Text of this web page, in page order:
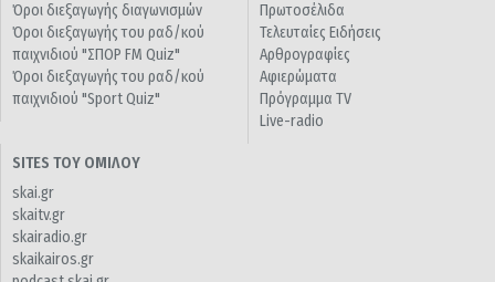
Όροι διεξαγωγής διαγωνισμών
Όροι διεξαγωγής του ραδ/κού
παιχνιδιού "ΣΠΟΡ FM Quiz"
Όροι διεξαγωγής του ραδ/κού
παιχνιδιού "Sport Quiz"
Πρωτοσέλιδα
Τελευταίες Ειδήσεις
Αρθρογραφίες
Αφιερώματα
Πρόγραμμα TV
Live-radio
SITES ΤΟΥ ΟΜΙΛΟΥ
skai.gr
skaitv.gr
skairadio.gr
skaikairos.gr